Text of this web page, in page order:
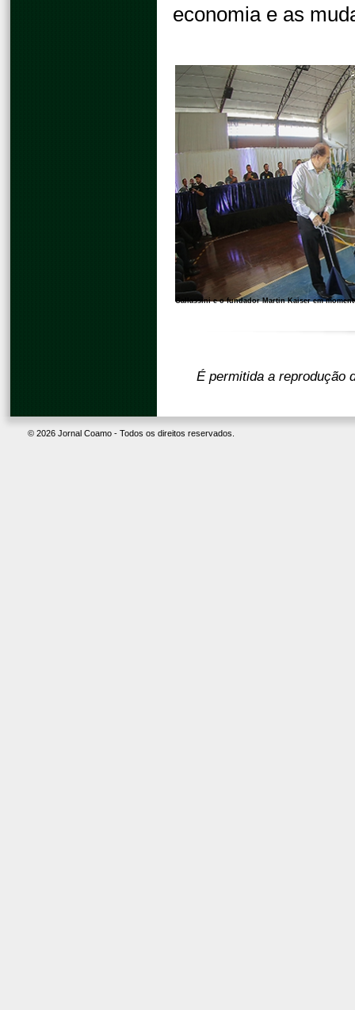
economia e as
Gallassini e o fundador Martin Kaiser em
É permitida a reprodução
© 2026 Jornal Coamo - Todos os direitos reservados.